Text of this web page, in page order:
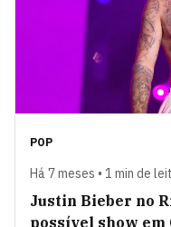
POP
Há 7 meses • 1 min de
Justin Bieber no
possível show em